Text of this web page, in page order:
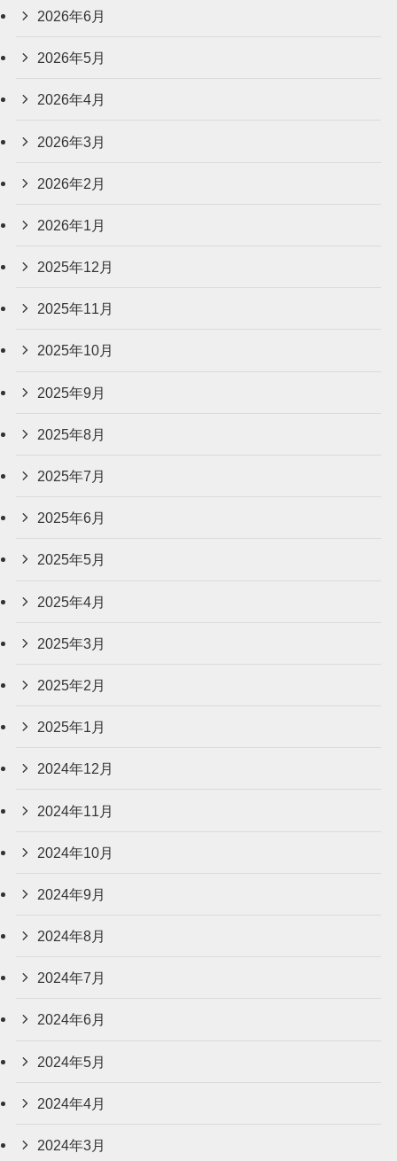
2026年6月
2026年5月
2026年4月
2026年3月
2026年2月
2026年1月
2025年12月
2025年11月
2025年10月
2025年9月
2025年8月
2025年7月
2025年6月
2025年5月
2025年4月
2025年3月
2025年2月
2025年1月
2024年12月
2024年11月
2024年10月
2024年9月
2024年8月
2024年7月
2024年6月
2024年5月
2024年4月
2024年3月